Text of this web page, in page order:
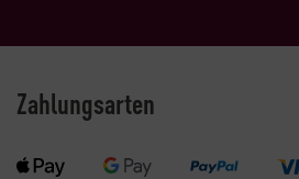
Zahlungsarten